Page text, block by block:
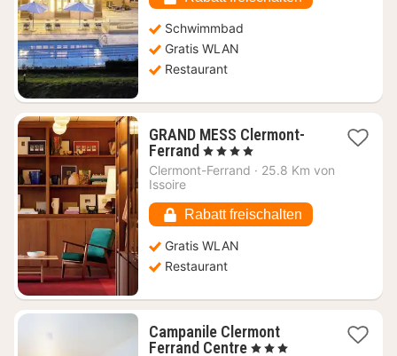
Schwimmbad
Gratis WLAN
Restaurant
GRAND MESS Clermont-
Ferrand 1
Nacht
€
, 4 Sterne
Clermont-Ferrand · 25.8 Km von
Issoire
Rabatt freischalten
Gratis WLAN
Restaurant
Campanile Clermont
Ferrand Centre1
, 3 Sterne